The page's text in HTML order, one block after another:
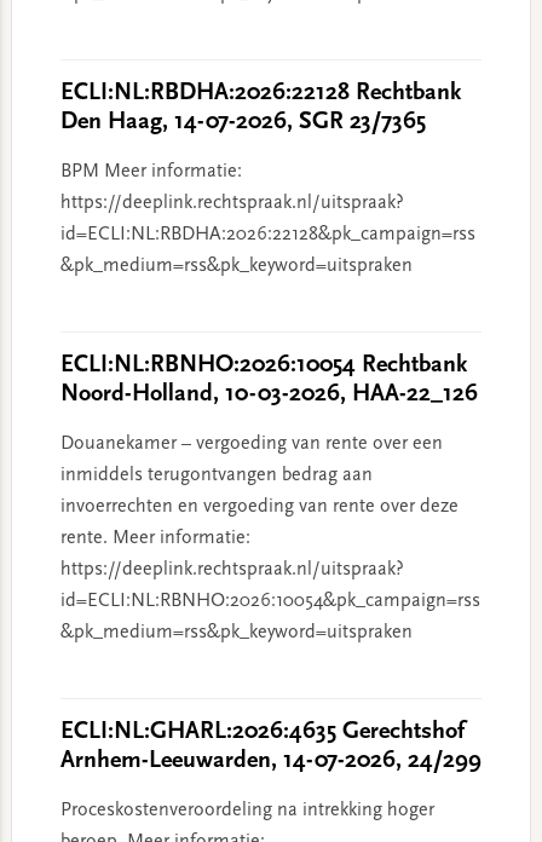
ECLI:NL:RBDHA:2026:22128 Rechtbank
Den Haag, 14-07-2026, SGR 23/7365
BPM Meer informatie:
https://deeplink.rechtspraak.nl/uitspraak?
id=ECLI:NL:RBDHA:2026:22128&pk_campaign=rss
&pk_medium=rss&pk_keyword=uitspraken
ECLI:NL:RBNHO:2026:10054 Rechtbank
Noord-Holland, 10-03-2026, HAA-22_126
Douanekamer – vergoeding van rente over een
inmiddels terugontvangen bedrag aan
invoerrechten en vergoeding van rente over deze
rente. Meer informatie:
https://deeplink.rechtspraak.nl/uitspraak?
id=ECLI:NL:RBNHO:2026:10054&pk_campaign=rss
&pk_medium=rss&pk_keyword=uitspraken
ECLI:NL:GHARL:2026:4635 Gerechtshof
Arnhem-Leeuwarden, 14-07-2026, 24/299
Proceskostenveroordeling na intrekking hoger